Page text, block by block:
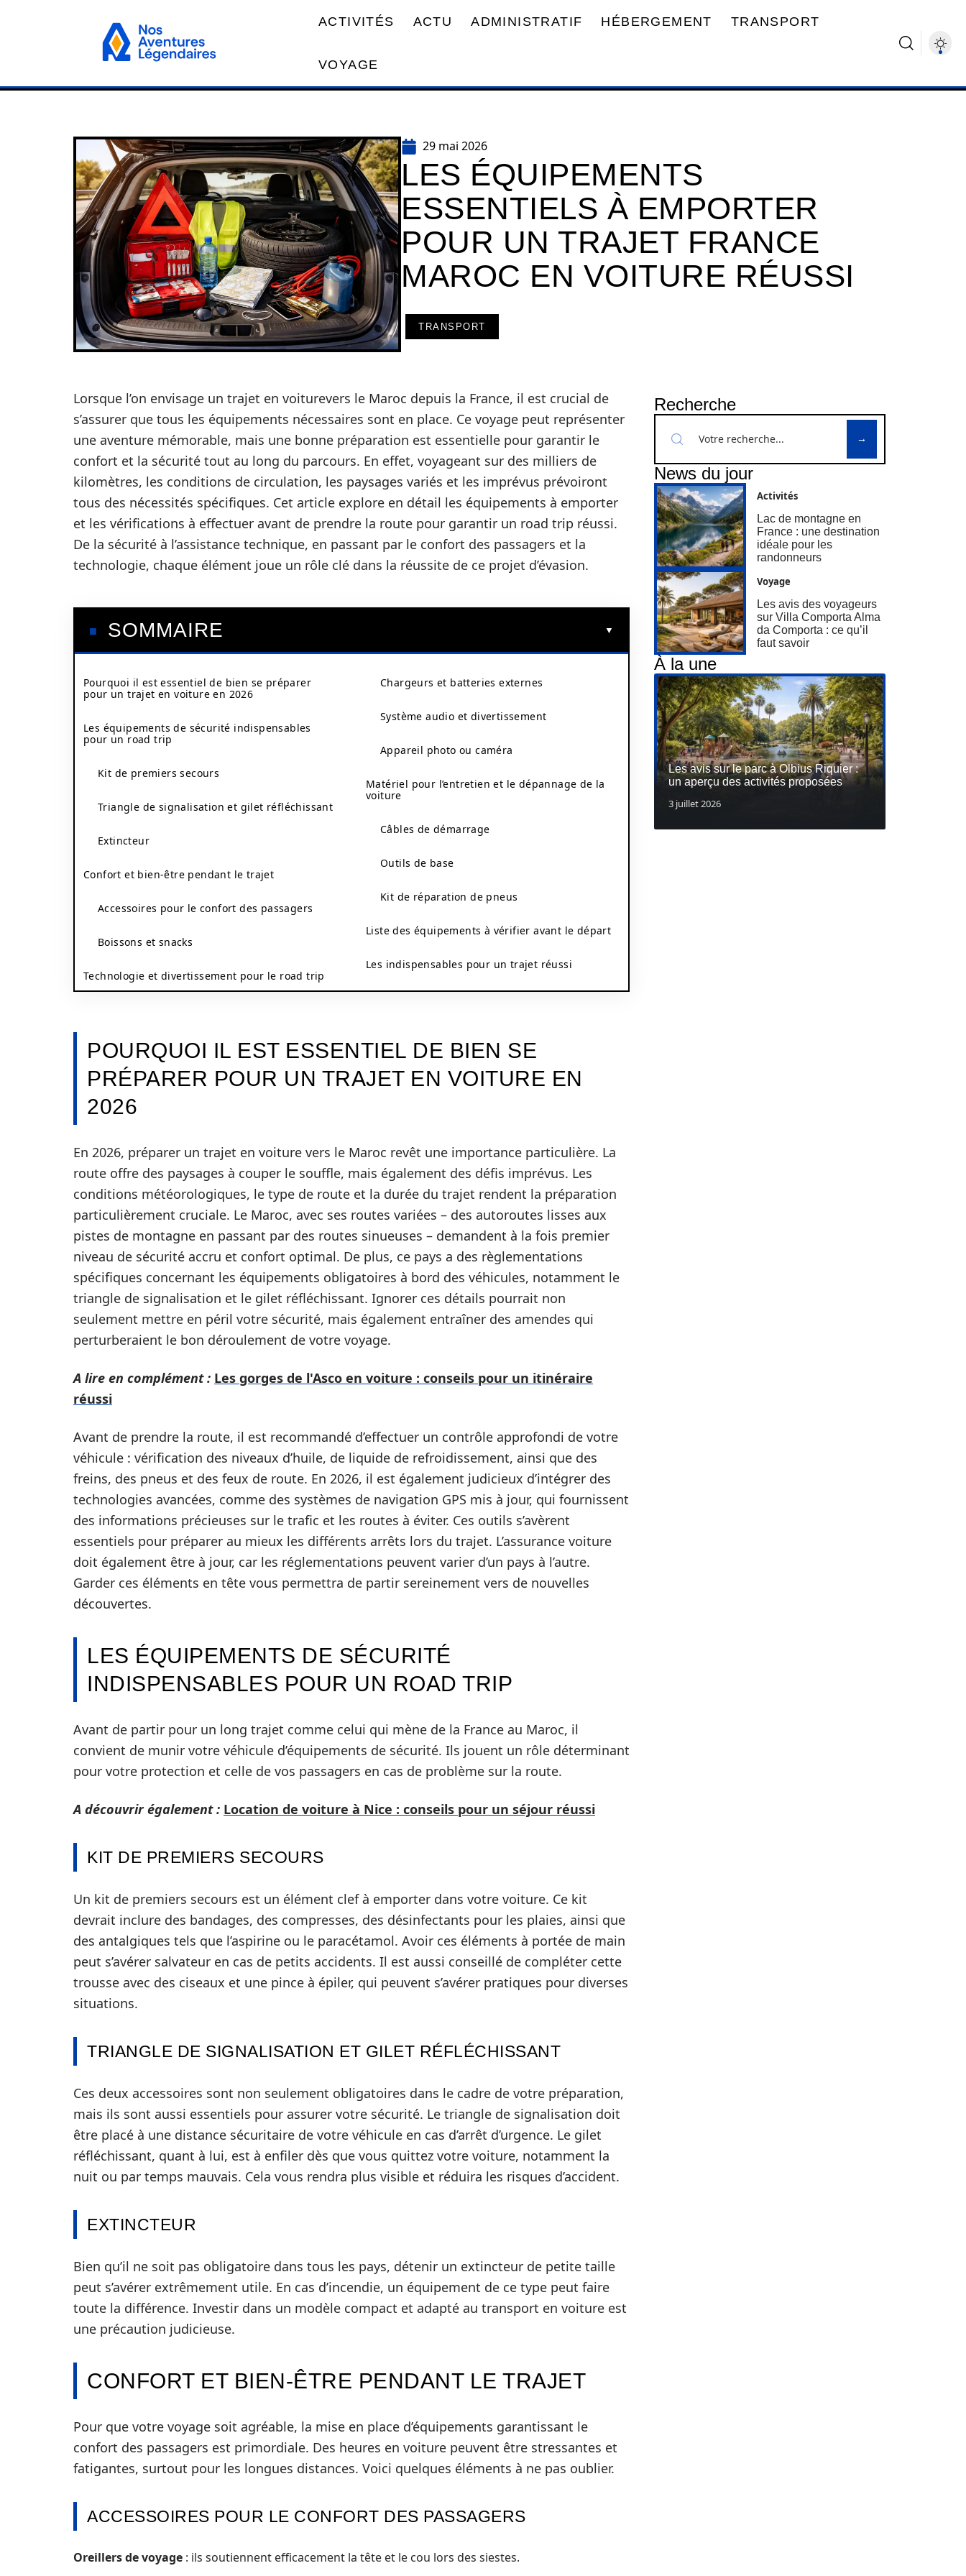
ACTIVITÉS ACTU ADMINISTRATIF HÉBERGEMENT TRANSPORT
VOYAGE
29 mai 2026
LES ÉQUIPEMENTS
ESSENTIELS À EMPORTER
POUR UN TRAJET FRANCE
MAROC EN VOITURE RÉUSSI
TRANSPORT
Lorsque l’on envisage un trajet en voiturevers le Maroc depuis la France, il est crucial de
s’assurer que tous les équipements nécessaires sont en place. Ce voyage peut représenter
une aventure mémorable, mais une bonne préparation est essentielle pour garantir le
confort et la sécurité tout au long du parcours. En effet, voyageant sur des milliers de
kilomètres, les conditions de circulation, les paysages variés et les imprévus prévoiront
tous des nécessités spécifiques. Cet article explore en détail les équipements à emporter
et les vérifications à effectuer avant de prendre la route pour garantir un road trip réussi.
De la sécurité à l’assistance technique, en passant par le confort des passagers et la
technologie, chaque élément joue un rôle clé dans la réussite de ce projet d’évasion.
SOMMAIRE
Pourquoi il est essentiel de bien se préparer
pour un trajet en voiture en 2026
Les équipements de sécurité indispensables
pour un road trip
Kit de premiers secours
Triangle de signalisation et gilet réfléchissant
Extincteur
Confort et bien-être pendant le trajet
Accessoires pour le confort des passagers
Boissons et snacks
Technologie et divertissement pour le road trip
Chargeurs et batteries externes
Système audio et divertissement
Appareil photo ou caméra
Matériel pour l’entretien et le dépannage de la
voiture
Câbles de démarrage
Outils de base
Kit de réparation de pneus
Liste des équipements à vérifier avant le départ
Les indispensables pour un trajet réussi
POURQUOI IL EST ESSENTIEL DE BIEN SE
PRÉPARER POUR UN TRAJET EN VOITURE EN
2026
En 2026, préparer un trajet en voiture vers le Maroc revêt une importance particulière. La
route offre des paysages à couper le souffle, mais également des défis imprévus. Les
conditions météorologiques, le type de route et la durée du trajet rendent la préparation
particulièrement cruciale. Le Maroc, avec ses routes variées – des autoroutes lisses aux
pistes de montagne en passant par des routes sinueuses – demandent à la fois premier
niveau de sécurité accru et confort optimal. De plus, ce pays a des règlementations
spécifiques concernant les équipements obligatoires à bord des véhicules, notamment le
triangle de signalisation et le gilet réfléchissant. Ignorer ces détails pourrait non
seulement mettre en péril votre sécurité, mais également entraîner des amendes qui
perturberaient le bon déroulement de votre voyage.
A lire en complément : Les gorges de l'Asco en voiture : conseils pour un itinéraire
réussi
Avant de prendre la route, il est recommandé d’effectuer un contrôle approfondi de votre
véhicule : vérification des niveaux d’huile, de liquide de refroidissement, ainsi que des
freins, des pneus et des feux de route. En 2026, il est également judicieux d’intégrer des
technologies avancées, comme des systèmes de navigation GPS mis à jour, qui fournissent
des informations précieuses sur le trafic et les routes à éviter. Ces outils s’avèrent
essentiels pour préparer au mieux les différents arrêts lors du trajet. L’assurance voiture
doit également être à jour, car les réglementations peuvent varier d’un pays à l’autre.
Garder ces éléments en tête vous permettra de partir sereinement vers de nouvelles
découvertes.
LES ÉQUIPEMENTS DE SÉCURITÉ
INDISPENSABLES POUR UN ROAD TRIP
Avant de partir pour un long trajet comme celui qui mène de la France au Maroc, il
convient de munir votre véhicule d’équipements de sécurité. Ils jouent un rôle déterminant
pour votre protection et celle de vos passagers en cas de problème sur la route.
A découvrir également : Location de voiture à Nice : conseils pour un séjour réussi
KIT DE PREMIERS SECOURS
Un kit de premiers secours est un élément clef à emporter dans votre voiture. Ce kit
devrait inclure des bandages, des compresses, des désinfectants pour les plaies, ainsi que
des antalgiques tels que l’aspirine ou le paracétamol. Avoir ces éléments à portée de main
peut s’avérer salvateur en cas de petits accidents. Il est aussi conseillé de compléter cette
trousse avec des ciseaux et une pince à épiler, qui peuvent s’avérer pratiques pour diverses
situations.
TRIANGLE DE SIGNALISATION ET GILET RÉFLÉCHISSANT
Ces deux accessoires sont non seulement obligatoires dans le cadre de votre préparation,
mais ils sont aussi essentiels pour assurer votre sécurité. Le triangle de signalisation doit
être placé à une distance sécuritaire de votre véhicule en cas d’arrêt d’urgence. Le gilet
réfléchissant, quant à lui, est à enfiler dès que vous quittez votre voiture, notamment la
nuit ou par temps mauvais. Cela vous rendra plus visible et réduira les risques d’accident.
EXTINCTEUR
Bien qu’il ne soit pas obligatoire dans tous les pays, détenir un extincteur de petite taille
peut s’avérer extrêmement utile. En cas d’incendie, un équipement de ce type peut faire
toute la différence. Investir dans un modèle compact et adapté au transport en voiture est
une précaution judicieuse.
CONFORT ET BIEN-ÊTRE PENDANT LE TRAJET
Pour que votre voyage soit agréable, la mise en place d’équipements garantissant le
confort des passagers est primordiale. Des heures en voiture peuvent être stressantes et
fatigantes, surtout pour les longues distances. Voici quelques éléments à ne pas oublier.
ACCESSOIRES POUR LE CONFORT DES PASSAGERS
Oreillers de voyage : ils soutiennent efficacement la tête et le cou lors des siestes.
Recherche
News du jour
Activités
Lac de montagne en
France : une destination
idéale pour les
randonneurs
Voyage
Les avis des voyageurs
sur Villa Comporta Alma
da Comporta : ce qu’il
faut savoir
À la une
Les avis sur le parc à Olbius Riquier :
un aperçu des activités proposées
3 juillet 2026